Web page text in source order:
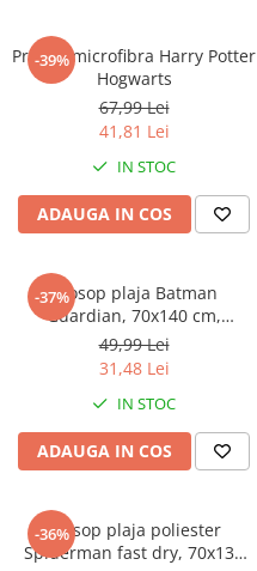
-39%
Prosop microfibra Harry Potter
Hogwarts
67,99 Lei
41,81 Lei
IN STOC
ADAUGA IN COS
-37%Prosop plaja Batman
Guardian, 70x140 cm,
microfibra, fast dry
49,99 Lei
31,48 Lei
IN STOC
ADAUGA IN COS
-36%
Prosop plaja poliester
Spiderman fast dry, 70x137